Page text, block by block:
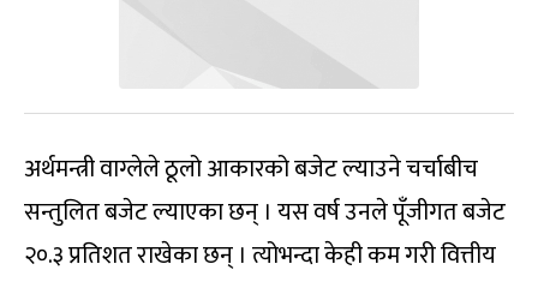
अर्थमन्त्री वाग्लेले ठूलो आकारको बजेट ल्याउने चर्चाबीच
सन्तुलित बजेट ल्याएका छन् । यस वर्ष उनले पूँजीगत बजेट
२०.३ प्रतिशत राखेका छन् । त्योभन्दा केही कम गरी वित्तीय